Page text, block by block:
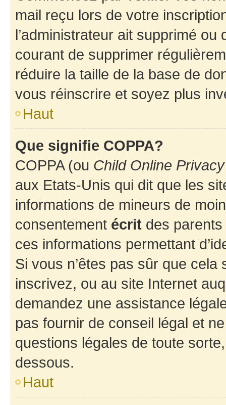
mail reçu lors de votre
l’administrateur ait supprimé
courant de supprimer
réduire la taille de la base de
vous réinscrire et soyez plus
Haut
Que signifie COPPA?
COPPA (ou Child Online
aux Etats-Unis qui dit que les
informations de mineurs de
consentement écrit des parents
ces informations permettant
Si vous n’êtes pas sûr que
inscrivez, ou au site Internet
demandez une assistance
pas fournir de conseil légal et
questions légales de toute
dessous.
Haut